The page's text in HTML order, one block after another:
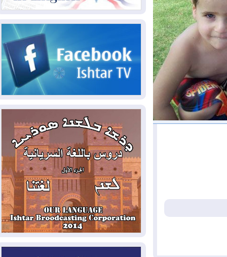
2026-08-06بعد هجومين قرب باب المندب..
الأحمر
2026-08-06مئات القاصرين بلا مأوى.. أزمة
سبتة تتصاعد وتضغط على مدريد
لمدة عام.. بدء توريد 100
مليون قدم مكعب يومياً من غاز كورمور في
إقليم كوردستان إلى وزارة الكهرباء العراقية
2026-08-05
15كارثة بيئية ومناخية ترسم
ملامح أخطر التحديات التي تواجه العراق
اليوم
2026-08-05
حرائق فرنسا.. توقيف 402
شخص بينهم 156 قاصرا منذ بداية موسم
الحرائق
2026-08-04سومو: إنتاج النفط في إقليم
كوردستان انخفض إلى أقل من 10%